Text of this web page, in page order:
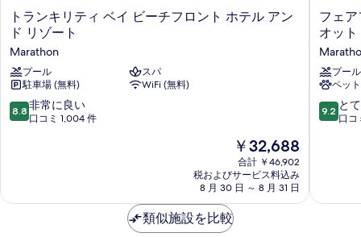
フ
ロ
ン
ト
(1
King
Sofa)
King
Queen
Pullout
Sofa)
の
King
Primary/1
Queen
Sofa)
の
の
(Veranda,
King
Primary/1
Sofa)
の
ト
ラ
ン
キ
リ
テ
ィ
ベ
ロ
トランキリティ ベイ ビーチフロント ホテル アン
ド リゾート
Marathon
プール
スパ
駐車場 (無料)
WiFi (無料)
10
段
に
8.8 非常に良い
口コミ 1,004 件
現
在
の
料
金
は
￥32,688
￥32,688
合計 ￥46,902
税およびサービス料込み
8 月 30 日 ～ 8 月 31 日
フ
ェ
ア
フ
ィ
ー
ル
ド・
ー
フェ
オッ
プール
ペッ
10
段
も
9.2 と
口コ
類似施設を比較